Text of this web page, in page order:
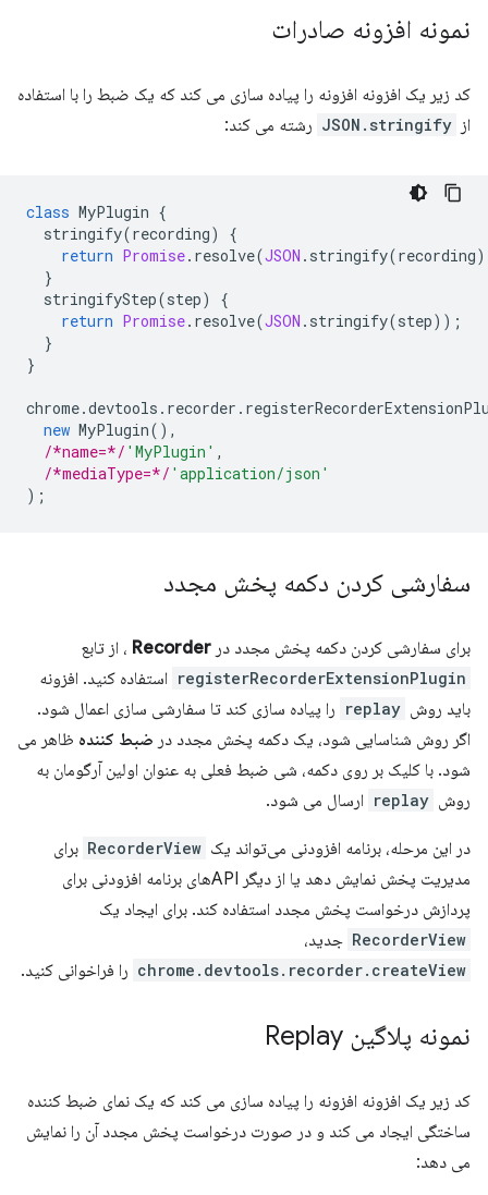
نمونه افزونه صادرات
کد زیر یک افزونه افزونه را پیاده سازی می کند که یک ضبط را با استفاده
از JSON.stringify رشته می کند:
class MyPlugin {
stringify(recording)
{
return Promise. resolve(JSON . stringify(recording
}
stringifyStep(step)
{
return Promise. resolve(JSON . stringify(step));
}
}
chrome.devtools . recorder .
new MyPlugin(),
/*name=*/ 'MyPlugin' ,
/*mediaType=*/ 'application/json'
);
سفارشی کردن دکمه پخش مجدد
برای سفارشی کردن دکمه پخش مجدد در Recorder ، از تابع
registerRecorderExtensionPlugin استفاده کنید. افزونه
باید روش replay را پیاده سازی کند تا سفارشی سازی اعمال شود.
اگر روش شناسایی شود، یک دکمه پخش مجدد در ضبط کننده ظاهر می
شود. با کلیک بر روی دکمه، شی ضبط فعلی به عنوان اولین آرگومان به
روش replay ارسال می شود.
در این مرحله، برنامه افزودنی می‌تواند یک RecorderView برای
مدیریت پخش نمایش دهد یا از دیگر APIهای برنامه افزودنی برای
پردازش درخواست پخش مجدد استفاده کند. برای ایجاد یک
RecorderView جدید،
chrome.devtools.recorder.createView را فراخوانی کنید.
نمونه پلاگین Replay
کد زیر یک افزونه افزونه را پیاده سازی می کند که یک نمای ضبط کننده
ساختگی ایجاد می کند و در صورت درخواست پخش مجدد آن را نمایش
می دهد: